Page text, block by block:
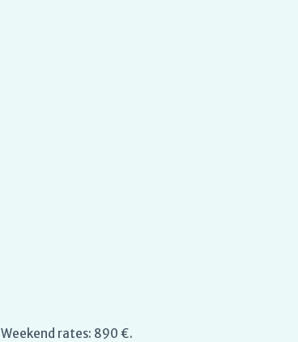
Weekend rates: 890 €.